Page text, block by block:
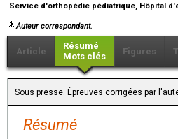
Service d'orthopédie pédiatrique, Hôpital
Auteur correspondant.
Article
Résumé
Mots clés
Figures
Sous presse. Épreuves corrigées par
Résumé